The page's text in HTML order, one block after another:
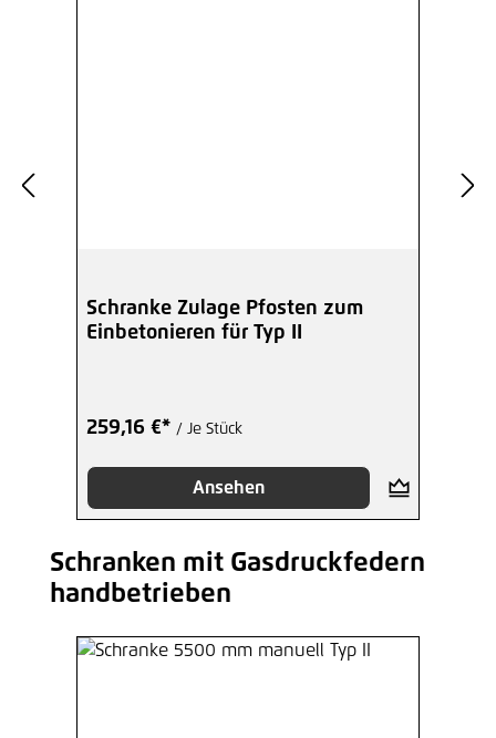
Schranke Zulage Pfosten zum
Einbetonieren für Typ II
259,16 €* / Je Stück
Ansehen
Produktgalerie überspringen
Schranken mit Gasdruckfedern
handbetrieben